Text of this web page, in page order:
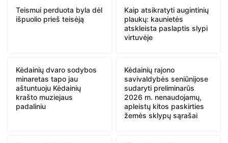
Teismui perduota byla dėl
išpuolio prieš teisėją
Kaip atsikratyti augintinių
plaukų: kaunietės
atskleista paslaptis slypi
virtuvėje
Kėdainių dvaro sodybos
minaretas tapo jau
aštuntuoju Kėdainių
krašto muziejaus
padaliniu
Kėdainių rajono
savivaldybės seniūnijose
sudaryti preliminarūs
2026 m. nenaudojamų,
apleistų kitos paskirties
žemės sklypų sąrašai